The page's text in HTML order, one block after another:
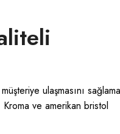
ulaşmasını
ve amerikan bristol